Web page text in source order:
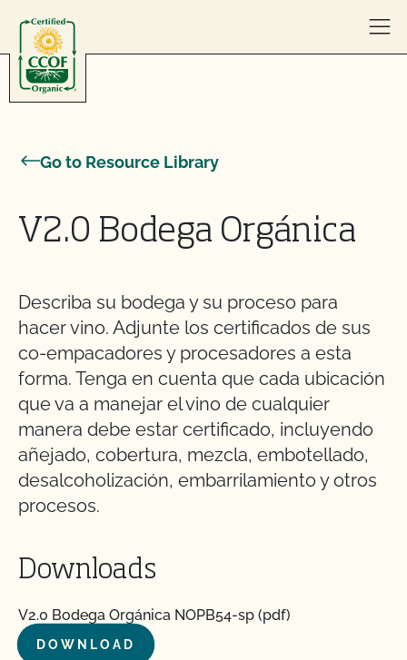
Go to Resource Library
V2.0 Bodega Orgánica
Describa su bodega y su proceso para
hacer vino. Adjunte los certificados de sus
co-empacadores y procesadores a esta
forma. Tenga en cuenta que cada ubicación
que va a manejar el vino de cualquier
manera debe estar certificado, incluyendo
añejado, cobertura, mezcla, embotellado,
desalcoholización, embarrilamiento y otros
procesos.
Downloads
V2.0 Bodega Orgánica NOPB54-sp (pdf)
DOWNLOAD